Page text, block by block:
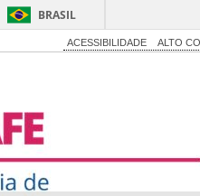
BRASIL
ACESSIBILIDADE ALTO